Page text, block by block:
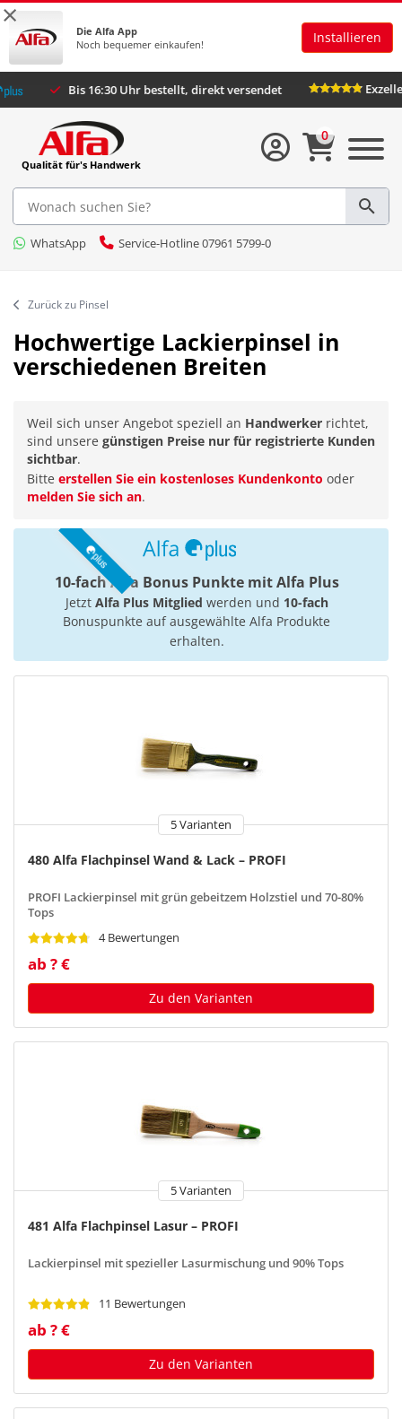
×
Die Alfa App
Noch bequemer einkaufen!
Installieren
Bis 16:30 Uhr bestellt, direkt versendet
Qualität für's Handwerk
WhatsApp Service-Hotline 07961 5799-0
0
Zurück zu Pinsel
Hochwertige Lackierpinsel in
verschiedenen Breiten
Weil sich unser Angebot speziell an Handwerker richtet,
sind unsere günstigen Preise nur für registrierte Kunden
sichtbar.
Bitte erstellen Sie ein kostenloses Kundenkonto oder
melden Sie sich an.
10-fach Alfa Bonus Punkte mit Alfa Plus
Jetzt Alfa Plus Mitglied werden und 10-fach
Bonuspunkte auf ausgewählte Alfa Produkte
erhalten.
5 Varianten
480 Alfa Flachpinsel Wand & Lack – PROFI
PROFI Lackierpinsel mit grün gebeitzem Holzstiel und 70-80%
Tops
4 Bewertungen
ab ? €
Zu den Varianten
5 Varianten
481 Alfa Flachpinsel Lasur – PROFI
Lackierpinsel mit spezieller Lasurmischung und 90% Tops
11 Bewertungen
ab ? €
Zu den Varianten